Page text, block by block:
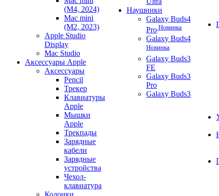
(M4, 2024)
Mac mini
(M2, 2023)
Apple Studio
Display
Mac Studio
Аксессуары Apple
Аксессуары
Pencil
Трекер
Клавиатуры
Apple
Мышки
Apple
Трекпады
Зарядные
кабели
Зарядные
устройства
Чехол-
клавиатура
Колонки
Наушники
Galaxy Buds4
Pro Новинка
Galaxy Buds4
Новинка
Galaxy Buds3
FE
Galaxy Buds3
Pro
Galaxy Buds3